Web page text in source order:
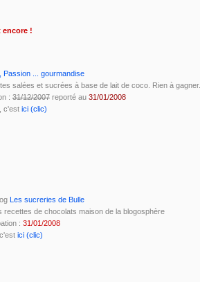
encore !
Passion ... gourmandise
salées et sucrées à base de lait de coco. Rien à gagner.
: 31/12/2007 reporté au 31/01/2008
c'est ici (clic)
Les sucreries de Bulle
recettes de chocolats maison de la blogosphère
: 31/01/2008
ici (clic)